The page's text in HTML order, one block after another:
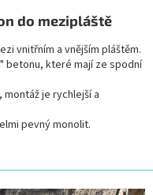
do mezipláště
vnitřním a vnějším pláštěm.
betonu, které mají ze spodní
je rychlejší a
pevný monolit.